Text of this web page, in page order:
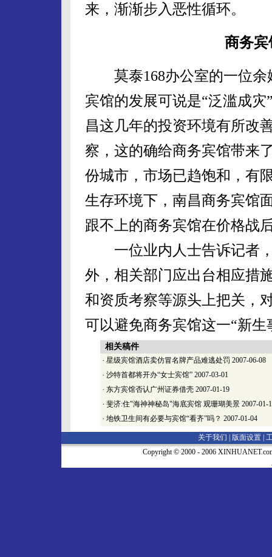
来，渐渐步入恶性循环。
商务
莫泰168办公室的一位余
宾馆的发展可说是“泛滥成
昌这几年的投资环境有所改
察，这的确给商务宾馆带来
份城市，市场已趋饱和，有
生存环境下，南昌商务宾馆
跟不上的商务宾馆在价格战
一位业内人士告诉记者，
外，相关部门应出台相应措
和资质考察等源头上把关，
可以避免商务宾馆这一“新生
相关稿件
· 星级宾馆酒店卖仿冒名牌产品难逃处罚 2007-06-08
· 沙特首都将开办“女士宾馆” 2007-03-01
· 东方宾馆否认广州证券借壳 2007-01-19
· 斐济:住"海神神秘岛"海底宾馆 观珊瑚美景 2007-01-
· 地铁卫生间有必要与宾馆“看齐”吗？ 2007-01-04
关于我们 | 版面设置
Copyright © 2000 - 2006